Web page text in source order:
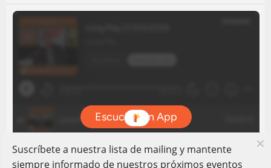
Suscríbete a nuestra lista de mailing y mantente
siempre informado de nuestros próximos eventos